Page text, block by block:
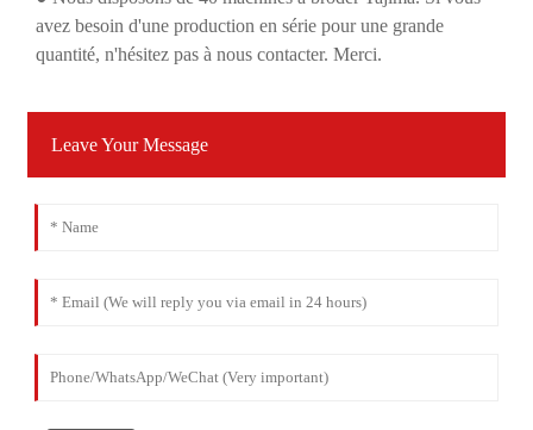
avez besoin d'une production en série pour une grande
quantité, n'hésitez pas à nous contacter. Merci.
Leave Your Message